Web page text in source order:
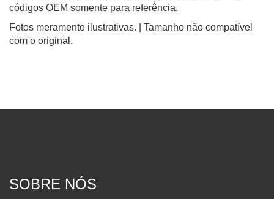
códigos OEM somente para referência.
Fotos meramente ilustrativas. | Tamanho não compatível
com o original.
SOBRE NÓS